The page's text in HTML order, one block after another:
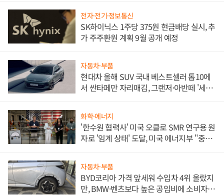
전자·전기·정보통신
SK하이닉스 1주당 375원 현금배당 실시, 추
가 주주환원 계획 9월 공개 예정
자동차·부품
현대차 올해 SUV 국내 베스트셀러 톱10에
서 싼타페만 자리매김, 그랜저·아반떼 '세단
화학·에너지
'한수원 협력사' 미국 오클로 SMR 연구용 원
자로 '임계 상태' 도달, 미국 에너지부 "중요
자동차·부품
BYD코리아 가격 앞세워 수입차 4위 올랐지
만, BMW·벤츠보다 높은 공임비에 소비자